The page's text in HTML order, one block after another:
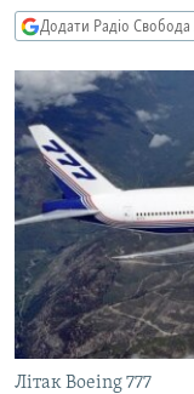
пошуку
УКРАЇНА
СВІТ
ТИ ЯК?
СХЕМИ
КИТАЙ.ВИКЛИКИ
МУЛЬТИМЕДІА
ФОТО
СПЕЦПРОЄКТИ
ПОДКАСТИ
КРИМ РЕАЛІЇ
Додати Радіо
Літак Boeing 777